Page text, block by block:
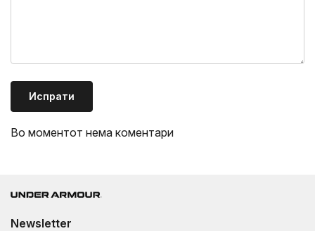
Испрати
Во моментот нема коментари
Newsletter